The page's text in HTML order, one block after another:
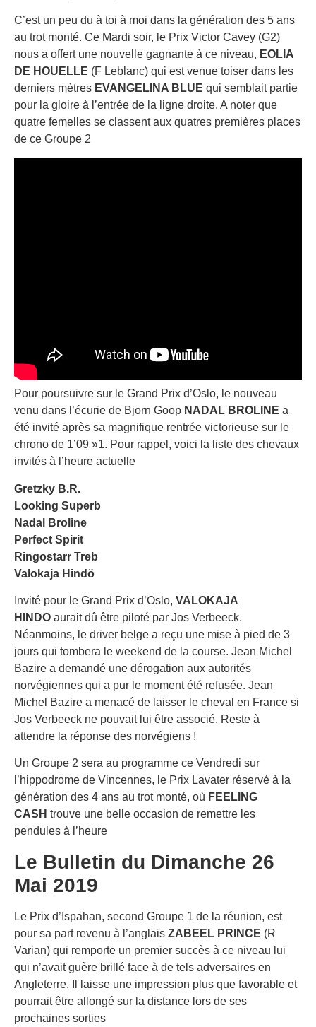
C’est un peu du à toi à moi dans la génération des 5 ans
au trot monté. Ce Mardi soir, le Prix Victor Cavey (G2)
nous a offert une nouvelle gagnante à ce niveau, EOLIA
DE HOUELLE (F Leblanc) qui est venue toiser dans les
derniers mètres EVANGELINA BLUE qui semblait partie
pour la gloire à l’entrée de la ligne droite. A noter que
quatre femelles se classent aux quatres premières places
de ce Groupe 2
Pour poursuivre sur le Grand Prix d’Oslo, le nouveau
venu dans l’écurie de Bjorn Goop NADAL BROLINE a
été invité après sa magnifique rentrée victorieuse sur le
chrono de 1’09 »1. Pour rappel, voici la liste des chevaux
invités à l’heure actuelle
Gretzky B.R.
Looking Superb
Nadal Broline
Perfect Spirit
Ringostarr Treb
Valokaja Hindö
Invité pour le Grand Prix d’Oslo, VALOKAJA
HINDO aurait dû être piloté par Jos Verbeeck.
Néanmoins, le driver belge a reçu une mise à pied de 3
jours qui tombera le weekend de la course. Jean Michel
Bazire a demandé une dérogation aux autorités
norvégiennes qui a pur le moment été refusée. Jean
Michel Bazire a menacé de laisser le cheval en France si
Jos Verbeeck ne pouvait lui être associé. Reste à
attendre la réponse des norvégiens !
Un Groupe 2 sera au programme ce Vendredi sur
l’hippodrome de Vincennes, le Prix Lavater réservé à la
génération des 4 ans au trot monté, où FEELING
CASH trouve une belle occasion de remettre les
pendules à l’heure
Le Bulletin du Dimanche 26
Mai 2019
Le Prix d’Ispahan, second Groupe 1 de la réunion, est
pour sa part revenu à l’anglais ZABEEL PRINCE (R
Varian) qui remporte un premier succès à ce niveau lui
qui n’avait guère brillé face à de tels adversaires en
Angleterre. Il laisse une impression plus que favorable et
pourrait être allongé sur la distance lors de ses
prochaines sorties